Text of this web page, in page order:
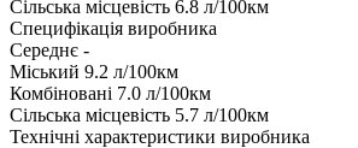
Сільська місцевість 6.8 л/100км
Специфікація виробника
Середнє -
Міський 9.2 л/100км
Комбіновані 7.0 л/100км
Сільська місцевість 5.7 л/100км
Технічні характеристики виробника